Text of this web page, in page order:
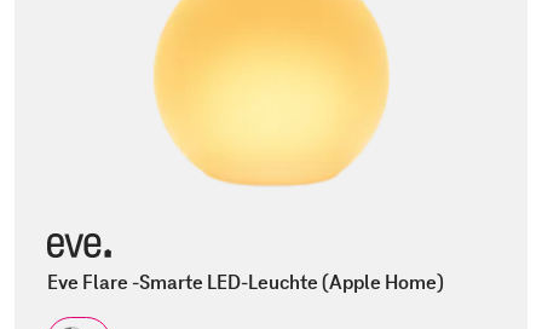
Eve Flare -Smarte LED-Leuchte (Apple Home)